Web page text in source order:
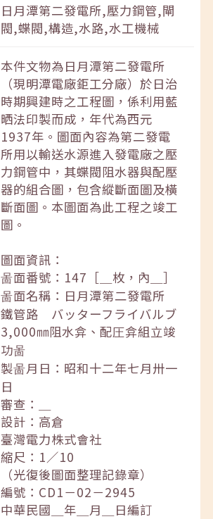
日月潭第二發電所,壓力鋼管,閘
閥,蝶閥,構造,水路,水工機械
本件文物為日月潭第二發電所
（現明潭電廠鉅工分廠）於日治
時期興建時之工程圖，係利用藍
晒法印製而成，年代為西元
1937年。圖面內容為第二發電
所用以輸送水源進入發電廠之壓
力鋼管中，其蝶閥阻水器與配壓
器的組合圖，包含縱斷面圖及橫
斷面圖。本圖面為此工程之竣工
圖。
圖面資訊：
啚面番號：147［＿枚，內＿］
啚面名稱：日月潭第二發電所
鐵管路 バッターフライバルブ
3,000㎜阻水弇、配圧弇組立竣
功啚
製啚月日：昭和十二年七月卅一
日
審查：＿
設計：高倉
臺灣電力株式會社
縮尺：1／10
（光復後圖面整理記錄章）
編號：CD1－02－2945
中華民國＿年＿月＿日編訂